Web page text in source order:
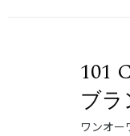
101
ブ
ワンオー